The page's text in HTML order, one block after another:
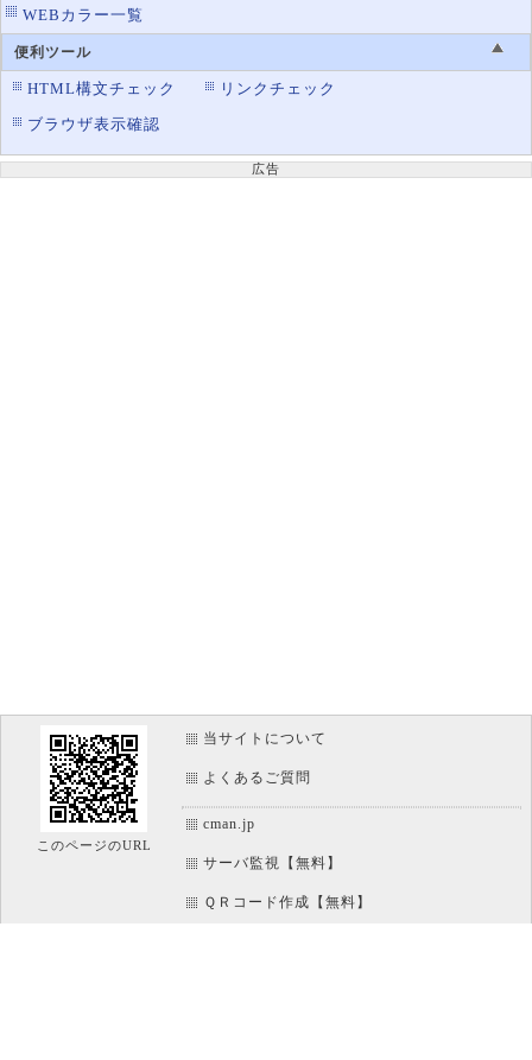
WEBカラー一覧
便利ツール
HTML構文チェック
リンクチェック
ブラウザ表示確認
広告
このページのURL
当サイトについて
よくあるご質問
cman.jp
サーバ監視【無料】
ＱＲコード作成【無料】